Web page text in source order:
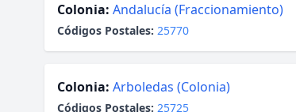
Colonia: Andalucía (Fraccionamiento)
Códigos Postales: 25770
Colonia: Arboledas (Colonia)
Códigos Postales: 25725